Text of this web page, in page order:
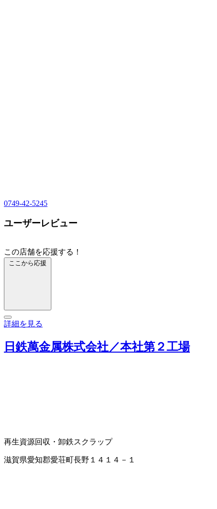
0749-42-5245
ユーザーレビュー
この店舗を応援する！
ここから応援
詳細を見る
日鉄萬金属株式会社／本社第２工場
再生資源回収・卸鉄スクラップ
滋賀県愛知郡愛荘町長野１４１４－１